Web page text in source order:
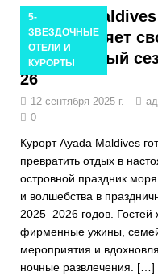
5-
ЗВЕЗДОЧНЫЕ
ОТЕЛИ И
КУРОРТЫ
Ayada Maldives
представляет
праздничный
26
12 сентября 2025 г.
0
Курорт Ayada Maldives
превратить отдых в
островной праздник
и волшебства в
2025–2026 годов. Гостей
фирменные ужины,
мероприятия и
ночные развлечения. […]